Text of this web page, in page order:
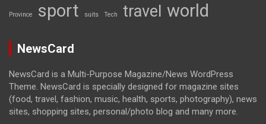
Province sport suits Tech travel world
NewsCard
NewsCard is a Multi-Purpose Magazine/News WordPress
Theme. NewsCard is specially designed for magazine sites
(food, travel, fashion, music, health, sports, photography), news
sites, shopping sites, personal/photo blog and many more.